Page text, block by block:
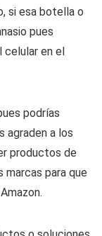
si esa botella o
pues
en el
podrías
agraden a los
productos de
marcas para que